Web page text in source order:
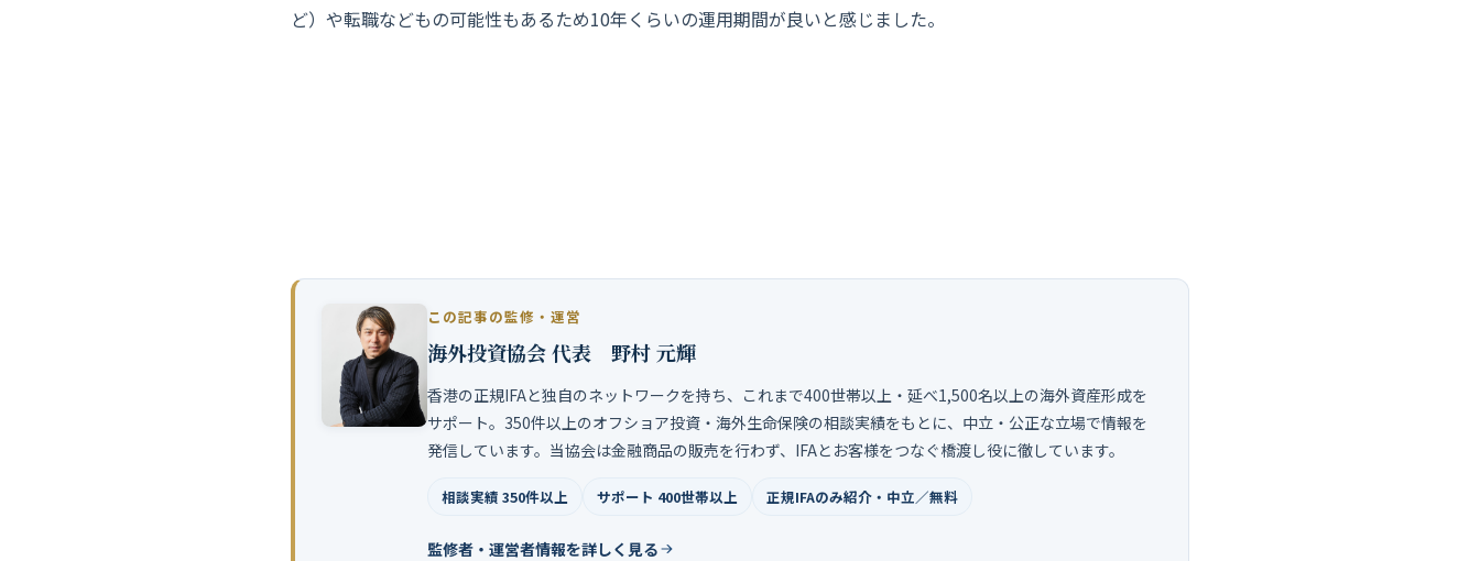
ど）や転職などもの可能性もあるため10年くらいの運用期間が良いと感じました。
この記事の監修・運営
海外投資協会 代表 野村 元輝
香港の正規IFAと独自のネットワークを持ち、これまで400世帯以上・延べ1,500名以上の海外資産形成を
サポート。350件以上のオフショア投資・海外生命保険の相談実績をもとに、中立・公正な立場で情報を
発信しています。当協会は金融商品の販売を行わず、IFAとお客様をつなぐ橋渡し役に徹しています。
相談実績 350件以上 サポート 400世帯以上 正規IFAのみ紹介・中立／無料
監修者・運営者情報を詳しく見る